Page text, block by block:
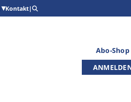
Kontakt|
Abo-Shop